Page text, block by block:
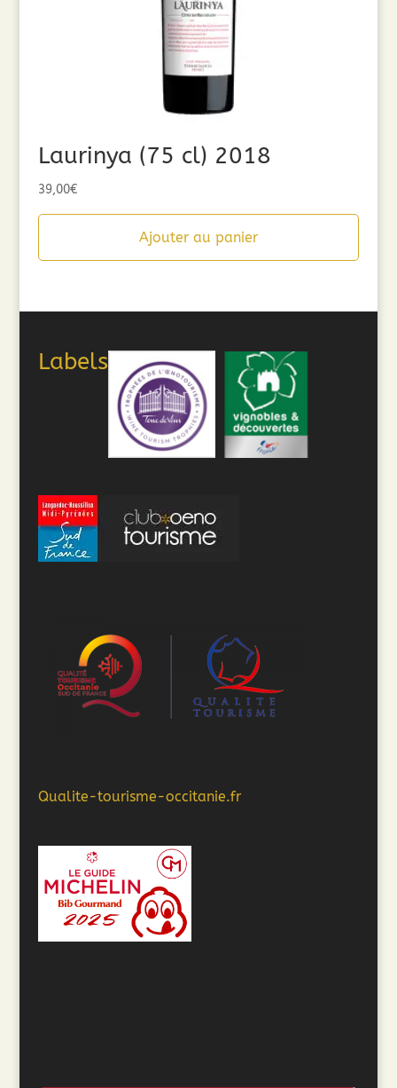
Laurinya (75 cl) 2018
39,00€
Ajouter au panier
Labels
Qualite-tourisme-occitanie.fr